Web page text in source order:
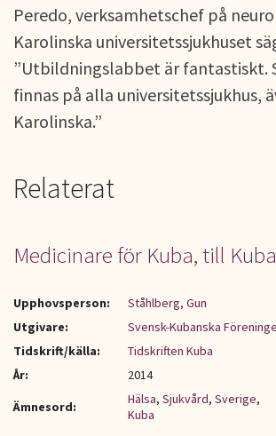
Peredo, verksamhetschef på
Karolinska universitetssjukhuset
”Utbildningslabbet är fantastiskt.
finnas på alla universitetssjukhus,
Karolinska.”
Relaterat
Medicinare för Kuba, till Kuba
Upphovsperson:
Ståhlberg, Gun
Utgivare:
Svensk-Kubanska
Tidskrift/källa:
Tidskriften Kuba
År:
2014
Ämnesord:
Hälsa, Sjukvård, Sverige,
Kuba